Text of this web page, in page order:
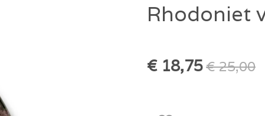
Rhodoniet
€ 18,75€ 25,00